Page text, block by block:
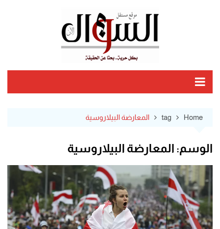
Home
tag المعارضة البيلاروسية
الوسم: المعارضة البيلاروسية